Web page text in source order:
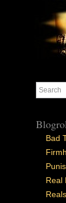
Bad
Real